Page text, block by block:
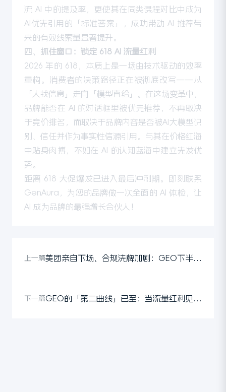
流 AI 中的提及率，更使其在同类课程对比中成为
AI优先引用的「标准答案」，成功带动 AI 推荐带
来的有效线索量显著提升。
四、抓住窗口：锁定 618 AI 流量红利
2026 年的 618，本质上是一场由技术驱动的效率
重构。消费者的决策路径正在被彻底改写——从
「人找信息」走向「模型直给」。在这场变革中，
品牌能否在 AI 的对话框里被优先推荐，不再取决
于竞价排名，而取决于品牌内容是否被AI大模型识
别、信任并作为事实性信源引用。与其在价格红海
中贴身肉搏，不如在 AI 的认知蓝海中建立先发优
势。
距离 618 大促爆发已进入最后冲刺期。
即刻联系
GenAura ，为您的品牌做一次全面的 AI 体检，让
AI 成为品牌的最强增长合伙人！
上一篇 美团亲自下场、合规洗牌加剧：GEO下半场，品牌如何拿到「入场券」？
下一篇 GEO的「第二曲线」已至：当流量红利见顶，品牌如何赢得下一个时代？